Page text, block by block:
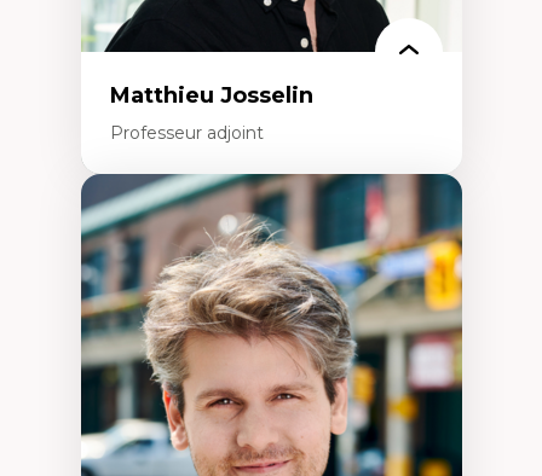
Matthieu Josselin
Professeur adjoint
Expertises
Ethnographie critique des environnements
d’apprentissage des étudiant.e.s
Approche transdisciplinaire des
compétences socioaffectives et
interculturelles
Didactique des langues secondes et
compétence pragmatique
Andragogie
Méthodologies de recherche qualitative